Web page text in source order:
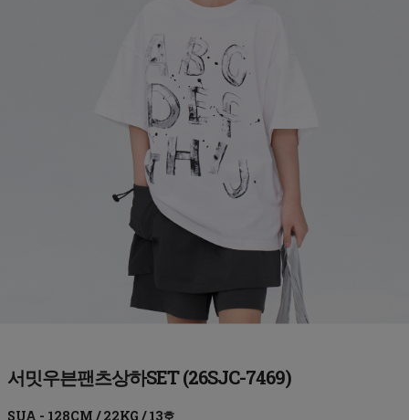
서밋우븐팬츠상하SET (26SJC-7469)